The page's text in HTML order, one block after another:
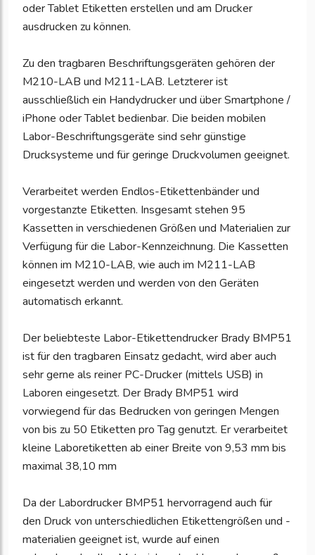
oder Tablet Etiketten erstellen und am Drucker
ausdrucken zu können.
Zu den tragbaren Beschriftungsgeräten gehören der
M210-LAB und M211-LAB. Letzterer ist
ausschließlich ein Handydrucker und über Smartphone /
iPhone oder Tablet bedienbar. Die beiden mobilen
Labor-Beschriftungsgeräte sind sehr günstige
Drucksysteme und für geringe Druckvolumen geeignet.
Verarbeitet werden Endlos-Etikettenbänder und
vorgestanzte Etiketten. Insgesamt stehen 95
Kassetten in verschiedenen Größen und Materialien zur
Verfügung für die Labor-Kennzeichnung. Die Kassetten
können im M210-LAB, wie auch im M211-LAB
eingesetzt werden und werden von den Geräten
automatisch erkannt.
Der beliebteste Labor-Etikettendrucker Brady BMP51
ist für den tragbaren Einsatz gedacht, wird aber auch
sehr gerne als reiner PC-Drucker (mittels USB) in
Laboren eingesetzt. Der Brady BMP51 wird
vorwiegend für das Bedrucken von geringen Mengen
von bis zu 50 Etiketten pro Tag genutzt. Er verarbeitet
kleine Laboretiketten ab einer Breite von 9,53 mm bis
maximal 38,10 mm
Da der Labordrucker BMP51 hervorragend auch für
den Druck von unterschiedlichen Etikettengrößen und -
materialien geeignet ist, wurde auf einen